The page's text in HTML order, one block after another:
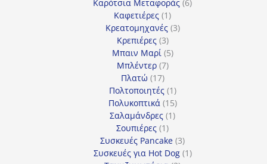
προϊόντα
Καρότσια Μεταφοράς 66
Καφετιέρες 11
προϊόν
Κρεατομηχανές 33
Κρεπιέρες 33
προϊόντα
Μπαιν Μαρί 55
Μπλέντερ 77
Πλατώ 1717
προϊόντα
Πολτοποιητές 11
προϊόν
Πολυκοπτικά 1515
προϊόντα
Σαλαμάνδρες 11
Σουπιέρες 11
προϊόν
Συσκευές Pancake 33
προϊόντα
Συσκευές για Hot Dog 11